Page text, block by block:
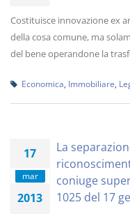
Costituisce innovazione ex
della cosa comune, ma
del bene operandone la
Economica Immobiliare
17
mar
2013
La
coniuge
1025 del 17